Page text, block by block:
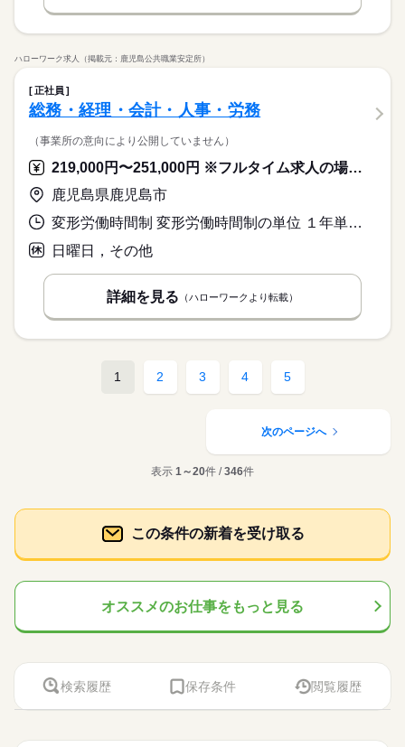
ハローワーク求人（掲載元：鹿児島公共職業安定所）
正社員
総務・経理・会計・人事・労務
（事業所の意向により公開していません）
219,000円〜251,000円 ※フルタイム求人の場合は月額（換算額）、パート求人の場合は時間額を表示しています。
鹿児島県鹿児島市
変形労働時間制 変形労働時間制の単位 １年単位 就業時間１ 8時00分〜17時00分 就業時間に関する特記事項 所定の労働日・休日・始業終業時間は勤務表により決定し、週平均
日曜日，その他
詳細を見る （ハローワークより転載）
1 2 3 4 5
次のページへ
表示 1～20件 /346件
この条件の新着を受け取る
オススメのお仕事をもっと見る
検索履歴 保存条件 閲覧履歴